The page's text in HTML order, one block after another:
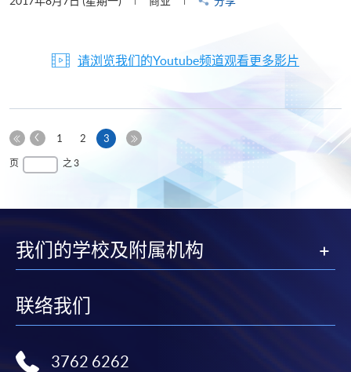
请浏览我们的Youtube频道观看更多影片
第
一
上
1 2 3本
一
页 之 3
我们的学校及附属机构
联络我们
3762 6262